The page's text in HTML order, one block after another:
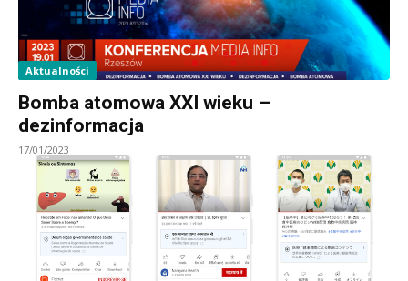
Aktualności
Bomba atomowa XXI wieku –
dezinformacja
17/01/2023